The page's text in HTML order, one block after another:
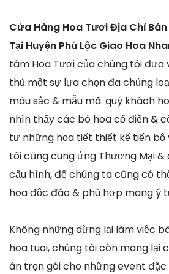
Cửa Hàng Hoa Tươi Địa Chỉ
Tại Huyện Phú Lộc Giao Hoa
tâm Hoa Tươi của chúng tôi đưa
thủ một sự lựa chọn đa chủng
màu sắc & mẫu mã. quý khách
nhìn thấy các bó hoa cổ điển &
tự những họa tiết thiết kế tiến bộ
tôi cũng cung ứng Thương Mại
cấu hình, để chúng ta cũng có
hoa độc đáo & phù hợp mang ý
Không những dừng lại làm việc
hoa tuoi, chúng tôi còn mang lại
án trọn gói cho những event đặc